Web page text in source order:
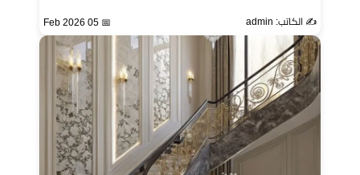
✍️ الكاتب: admin 📅 05 Feb 2026